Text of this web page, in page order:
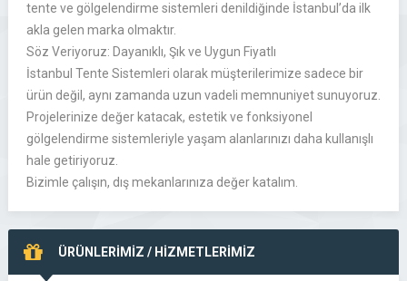
tente ve gölgelendirme sistemleri denildiğinde İstanbul’da ilk
akla gelen marka olmaktır.
Söz Veriyoruz: Dayanıklı, Şık ve Uygun Fiyatlı
İstanbul Tente Sistemleri olarak müşterilerimize sadece bir
ürün değil, aynı zamanda uzun vadeli memnuniyet sunuyoruz.
Projelerinize değer katacak, estetik ve fonksiyonel
gölgelendirme sistemleriyle yaşam alanlarınızı daha kullanışlı
hale getiriyoruz.
Bizimle çalışın, dış mekanlarınıza değer katalım.
ÜRÜNLERİMİZ / HİZMETLERİMİZ